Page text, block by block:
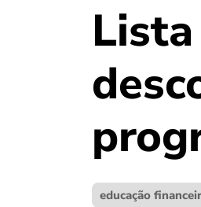
educação